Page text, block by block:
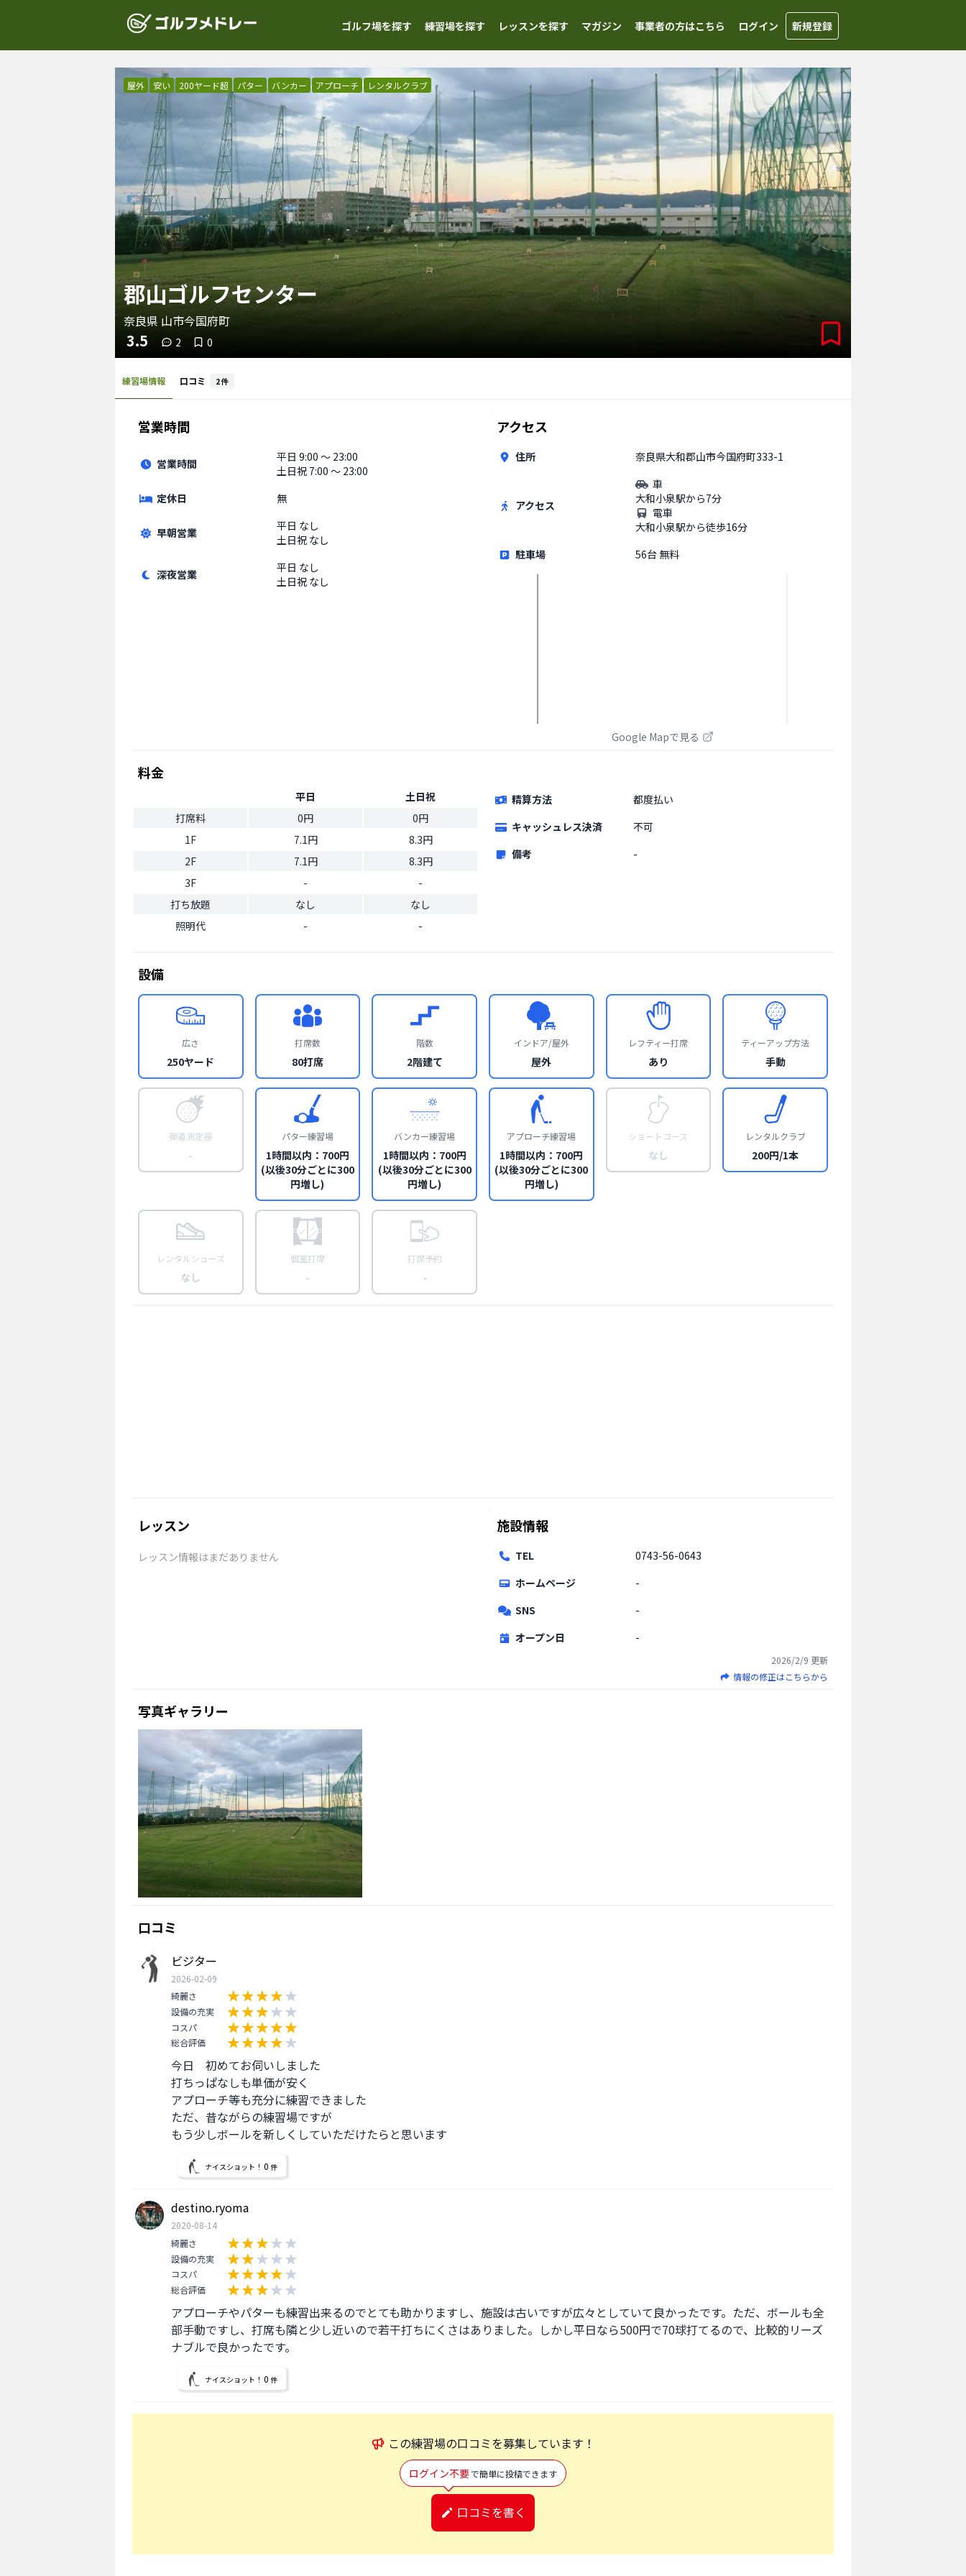
ゴルフ場を探す 練習場を探す レッスンを探す マガジン 事業者の方はこちら ログイン 新規登録
屋外 安い 200ヤード超 パター バンカー アプローチ レンタルクラブ
郡山ゴルフセンター
奈良県 山市今国府町
3.5 2 0
練習場情報 口コミ 2件
営業時間
営業時間 平日 9:00 〜 23:00
土日祝 7:00 〜 23:00
定休日
無
早朝営業 平日 なし
土日祝 なし
深夜営業 平日 なし
土日祝 なし
アクセス
住所 奈良県大和郡山市今国府町333-1
アクセス
車
大和小泉駅から7分
電車
大和小泉駅から徒歩16分
駐車場
56台 無料
Google Mapで見る
料金
平日
土日祝
打席料
0円
0円
1F
7.1円
8.3円
2F
7.1円
8.3円
3F
-
-
打ち放題
なし
なし
照明代
- -
精算方法
都度払い
キャッシュレス決済
不可
備考
-
設備
広さ
250ヤード
打席数
80打席
階数
2階建て
インドア/屋外
屋外
レフティー打席
あり
ティーアップ方法
手動
弾道測定器
-
パター練習場
1時間以内：700円
(以後30分ごとに300
円増し)
バンカー練習場
1時間以内：700円
(以後30分ごとに300
円増し)
アプローチ練習場
1時間以内：700円
(以後30分ごとに300
円増し)
ショートコース
なし
レンタルクラブ
200円/1本
レンタルシューズ
なし
個室打席
-
打席予約
-
レッスン
レッスン情報はまだありません
施設情報
TEL
0743-56-0643
ホームページ
-
SNS
-
オープン日
-
2026/2/9 更新
情報の修正はこちらから
写真ギャラリー
口コミ
ビジター
2026-02-09
綺麗さ
設備の充実
コスパ
総合評価
今日　初めてお伺いしました
打ちっぱなしも単価が安く
アプローチ等も充分に練習できました
ただ、昔ながらの練習場ですが
もう少しボールを新しくしていただけたらと思います
ナイスショット！ 0 件
destino.ryoma
2020-08-14
綺麗さ
設備の充実
コスパ
総合評価
アプローチやパターも練習出来るのでとても助かりますし、施設は古いですが広々としていて良かったです。ただ、ボールも全
部手動ですし、打席も隣と少し近いので若干打ちにくさはありました。しかし平日なら500円で70球打てるので、比較的リーズ
ナブルで良かったです。
ナイスショット！ 0 件
この練習場の口コミを募集しています！
ログイン不要で簡単に投稿できます
口コミを書く